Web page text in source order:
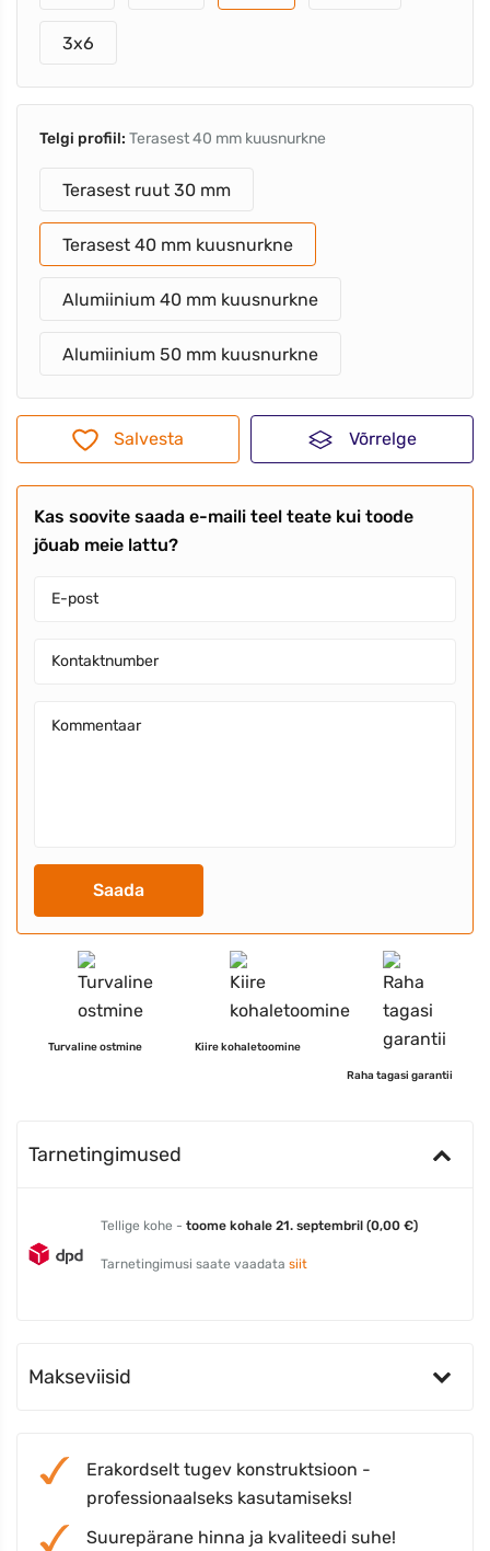
3x6
Telgi profiil: Terasest 40 mm kuusnurkne
Terasest ruut 30 mm
Terasest 40 mm kuusnurkne
Alumiinium 40 mm kuusnurkne
Alumiinium 50 mm kuusnurkne
Salvesta Võrrelge
Kas soovite saada e-maili teel teate kui toode
jõuab meie lattu?
Saada
Turvaline ostmine Kiire kohaletoomine
Raha tagasi garantii
Tarnetingimused
Tellige kohe - toome kohale 21. septembril (0,00 €)
Tarnetingimusi saate vaadata siit
Makseviisid
Erakordselt tugev konstruktsioon -
professionaalseks kasutamiseks!
Suurepärane hinna ja kvaliteedi suhe!